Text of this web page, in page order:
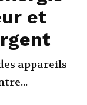
et
appareils